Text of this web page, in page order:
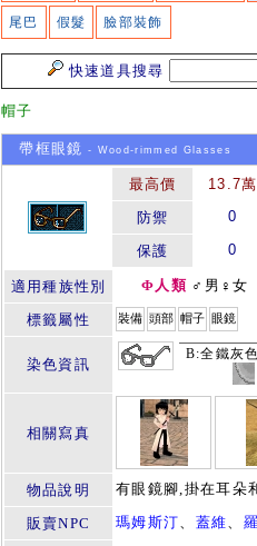
尾巴 假髮 臉部裝飾
快速道具搜尋
帽子
帶框眼鏡 - Wood-rimmed Glasses
最高價
13.7萬
防禦
0
保護 0
適用種族性別 Φ人類 ♂男♀女
標籤屬性 裝備 頭部 帽子 眼鏡
染色資訊
B:全鐵灰
相關寫真
物品說明 有眼鏡腳,掛在耳朵
販賣NPC 瑪姆斯汀、 蓋維、